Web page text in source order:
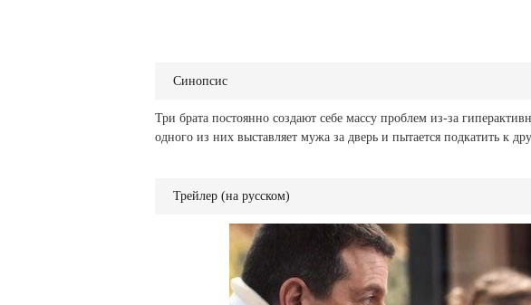
Синопсис
Три брата постоянно создают себе массу проблем из-за
одного из них выставляет мужа за дверь и пытается подкатить к
Трейлер (на русском)